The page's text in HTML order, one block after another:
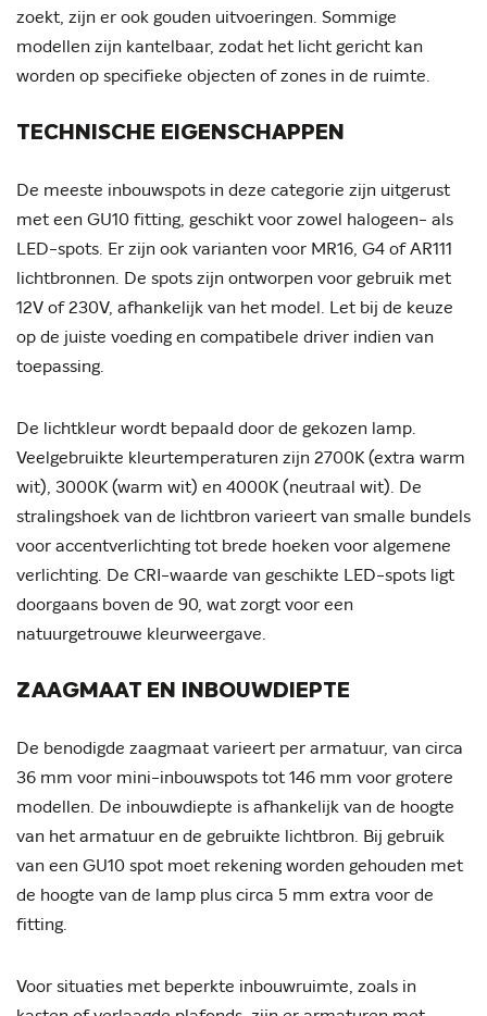
zoekt, zijn er ook gouden uitvoeringen. Sommige
modellen zijn kantelbaar, zodat het licht gericht kan
worden op specifieke objecten of zones in de ruimte.
TECHNISCHE EIGENSCHAPPEN
De meeste inbouwspots in deze categorie zijn uitgerust
met een GU10 fitting, geschikt voor zowel halogeen- als
LED-spots. Er zijn ook varianten voor MR16, G4 of AR111
lichtbronnen. De spots zijn ontworpen voor gebruik met
12V of 230V, afhankelijk van het model. Let bij de keuze
op de juiste voeding en compatibele driver indien van
toepassing.
De lichtkleur wordt bepaald door de gekozen lamp.
Veelgebruikte kleurtemperaturen zijn 2700K (extra warm
wit), 3000K (warm wit) en 4000K (neutraal wit). De
stralingshoek van de lichtbron varieert van smalle bundels
voor accentverlichting tot brede hoeken voor algemene
verlichting. De CRI-waarde van geschikte LED-spots ligt
doorgaans boven de 90, wat zorgt voor een
natuurgetrouwe kleurweergave.
ZAAGMAAT EN INBOUWDIEPTE
De benodigde zaagmaat varieert per armatuur, van circa
36 mm voor mini-inbouwspots tot 146 mm voor grotere
modellen. De inbouwdiepte is afhankelijk van de hoogte
van het armatuur en de gebruikte lichtbron. Bij gebruik
van een GU10 spot moet rekening worden gehouden met
de hoogte van de lamp plus circa 5 mm extra voor de
fitting.
Voor situaties met beperkte inbouwruimte, zoals in